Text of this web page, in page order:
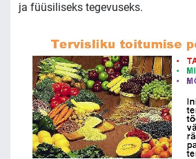
ja füüsiliseks tegevuseks.